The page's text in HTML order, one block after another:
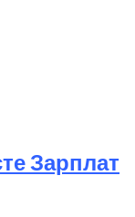
Зарплат